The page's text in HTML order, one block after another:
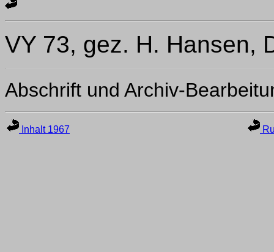
VY 73, gez. H. Hansen,
Abschrift und Archiv-
Inhalt 1967